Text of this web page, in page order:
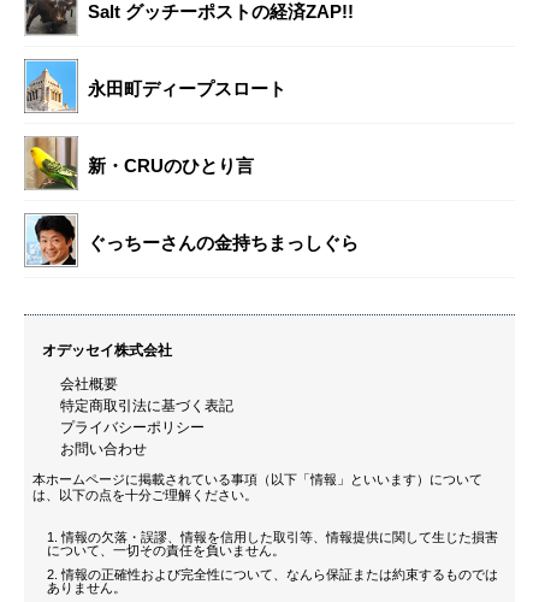
Salt グッチーポストの経済ZAP!!
永田町ディープスロート
新・CRUのひとり言
ぐっちーさんの金持ちまっしぐら
オデッセイ株式会社
会社概要
特定商取引法に基づく表記
プライバシーポリシー
お問い合わせ
本ホームページに掲載されている事項（以下「情報」といいます）について
は、以下の点を十分ご理解ください。
情報の欠落・誤謬、情報を信用した取引等、情報提供に関して生じた損害
について、一切その責任を負いません。
情報の正確性および完全性について、なんら保証または約束するものでは
ありません。